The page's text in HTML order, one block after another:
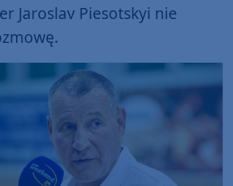
Jaroslav Piesotskyi nie